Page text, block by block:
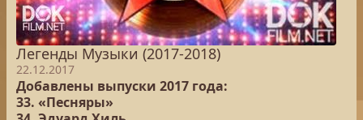
Легенды Музыки (2017-2018)
22.12.2017
Добавлены выпуски 2017 года:
33. «Песняры»